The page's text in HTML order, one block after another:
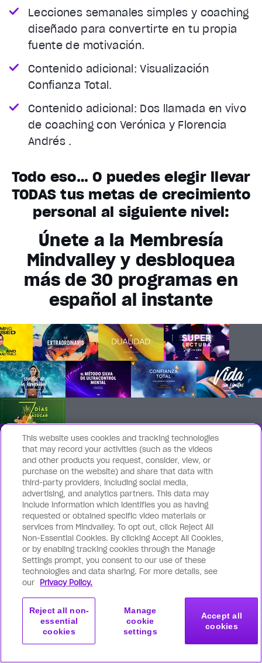
Lecciones semanales simples y coaching
diseñado para convertirte en tu propia
fuente de motivación.
Contenido adicional: Visualización
Confianza Total.
Contenido adicional: Dos llamada en vivo
de coaching con Verónica y Florencia
Andrés .
Todo eso… O puedes elegir llevar
TODAS tus metas de crecimiento
personal al siguiente nivel:
Únete a la Membresía
Mindvalley y desbloquea
más de 30 programas en
español al instante
En Mindvalley revolucionamos el camino
hacia el crecimiento personal con lo más
avanzado en diseño y tecnología del
aprendizaje.
LaMembresía Mindvalley
es nuestra mejor
Membresía Mindvalley Reclama tu oferta
This website uses cookies and tracking technologies
that may record your activities (such as the videos
and other products you request, consider, view, or
purchase on the website) and share that data with
third-party providers, including social media,
advertising, and analytics partners. This data may
include information which identifies you as having
requested or obtained specific video materials or
services from Mindvalley. To opt out, click Reject All
Non-Essential Cookies. By clicking Accept All Cookies,
or by enabling tracking cookies through the Manage
Settings prompt, you consent to our use of these
technologies and data sharing. For more details, see
our Privacy Policy.
Manage
cookie
settings
Reject all non-
essential
cookies
Accept all
cookies